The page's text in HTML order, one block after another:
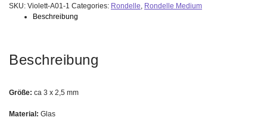
Stk.
quantity
SKU: Violett-A01-1 Categories: Rondelle, Rondelle Medium
Beschreibung
Beschreibung
Größe: ca 3 x 2,5 mm
Material: Glas